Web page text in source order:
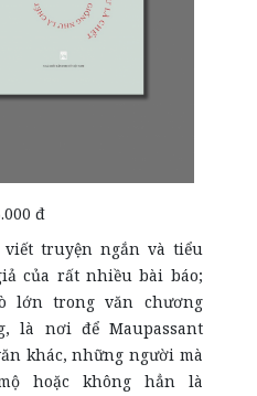
đ
viết truyện ngắn và tiểu
của rất nhiều bài báo;
lớn trong văn chương
là nơi để Maupassant
khác, những người mà
hoặc không hẳn là